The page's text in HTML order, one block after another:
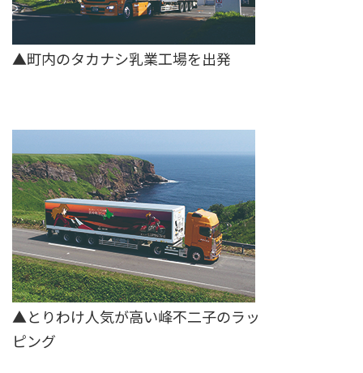
▲町内のタカナシ乳業工場を出発
▲とりわけ人気が高い峰不二子のラッ
ピング